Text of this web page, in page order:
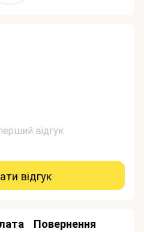
відгук
відгук
Повернення